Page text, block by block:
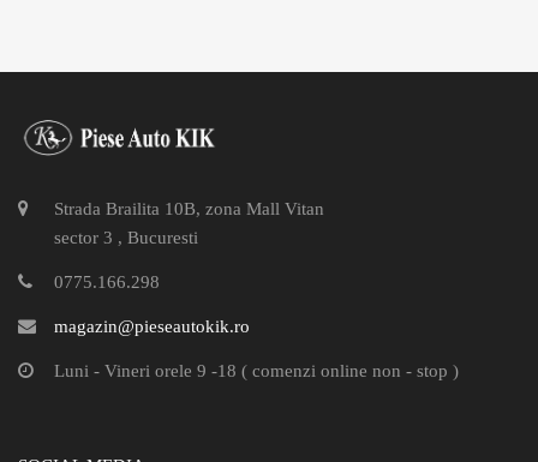
Strada Brailita 10B, zona Mall Vitan
sector 3 , Bucuresti
0775.166.298
magazin@pieseautokik.ro
Luni - Vineri orele 9 -18 ( comenzi online non - stop )